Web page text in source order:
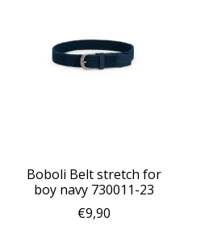
Boboli Belt stretch for
boy navy 730011-23
€9,90